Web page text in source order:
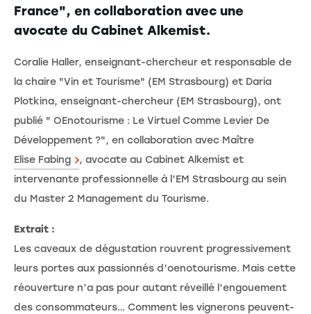
France", en collaboration avec une
avocate du Cabinet Alkemist.
Coralie Haller, enseignant-chercheur et responsable de
la chaire "Vin et Tourisme" (EM Strasbourg) et Daria
Plotkina, enseignant-chercheur (EM Strasbourg), ont
publié " OEnotourisme : Le Virtuel Comme Levier De
Développement ?", en collaboration avec Maître
Elise Fabing
, avocate au Cabinet Alkemist et
intervenante professionnelle à l’EM Strasbourg au sein
du Master 2 Management du Tourisme.
Extrait :
Les caveaux de dégustation rouvrent progressivement
leurs portes aux passionnés d’oenotourisme. Mais cette
réouverture n’a pas pour autant réveillé l’engouement
des consommateurs… Comment les vignerons peuvent-